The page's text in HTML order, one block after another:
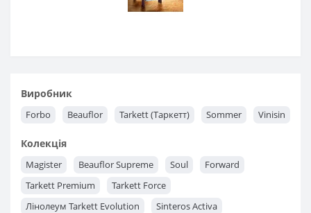
Виробник
Forbo Beauflor Tarkett (Таркетт) Sommer Vinisin
Колекція
Magister Beauflor Supreme Soul
Forward
Tarkett Premium
Tarkett Force
Лінолеум Tarkett Evolution
Sinteros Activa